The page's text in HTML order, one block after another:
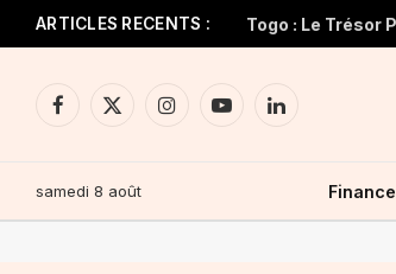
ARTICLES RECENTS :
Facebook
X
InstagramYouTubeLinkedIn
samedi 8 août Finance